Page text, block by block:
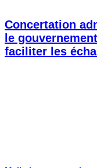
Concertation
le
faciliter les